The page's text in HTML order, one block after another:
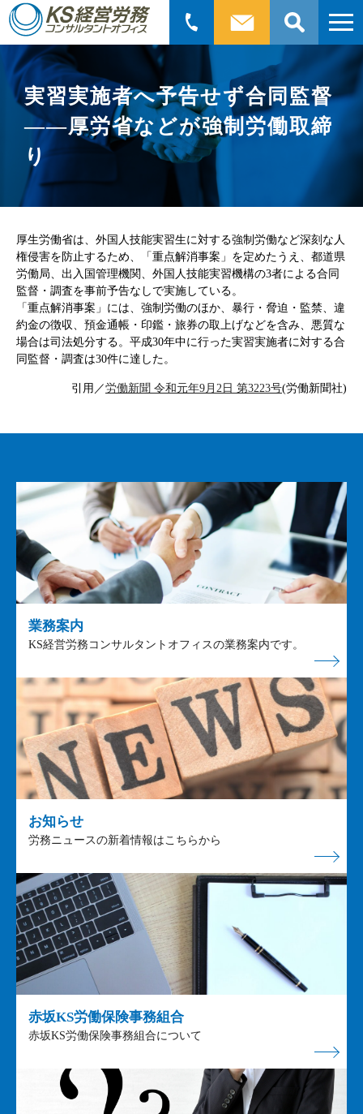
索:
実習実施者へ予告せず合同監督
――厚労省などが強制労働取締
り
厚生労働省は、外国人技能実習生に対する強制労働など深刻な人
権侵害を防止するため、「重点解消事案」を定めたうえ、都道県
労働局、出入国管理機関、外国人技能実習機構の3者による合同
監督・調査を事前予告なしで実施している。
「重点解消事案」には、強制労働のほか、暴行・脅迫・監禁、違
約金の徴収、預金通帳・印鑑・旅券の取上げなどを含み、悪質な
場合は司法処分する。平成30年中に行った実習実施者に対する合
同監督・調査は30件に達した。
引用／労働新聞 令和元年9月2日 第3223号(労働新聞社)
業務案内
KS経営労務コンサルタントオフィスの業務案内です。
お知らせ
労務ニュースの新着情報はこちらから
赤坂KS労働保険事務組合
赤坂KS労働保険事務組合について